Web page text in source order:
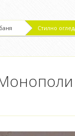
Стилно